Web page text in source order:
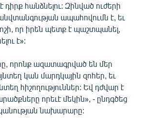
կայքերը
հանձնելու: Զինված ուժերի
ապահովումն է, եւ
որ իրեն պետք է պաշտպանել,
է»:
որոնք ազատագրված են մեր
կան մարդկային զոհեր, եւ
հիշողություններ: Եվ դժվար է
որեւէ մեկին», - ընդգծեց
նախարարը: